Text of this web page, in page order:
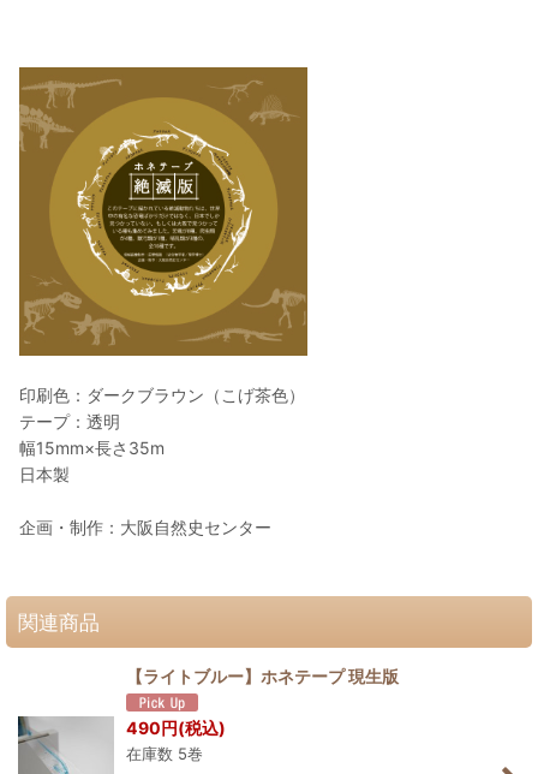
印刷色：ダークブラウン（こげ茶色）
テープ：透明
幅15mm×長さ35m
日本製
企画・制作：大阪自然史センター
関連商品
【ライトブルー】ホネテープ 現生版
490円(税込)
在庫数 5巻